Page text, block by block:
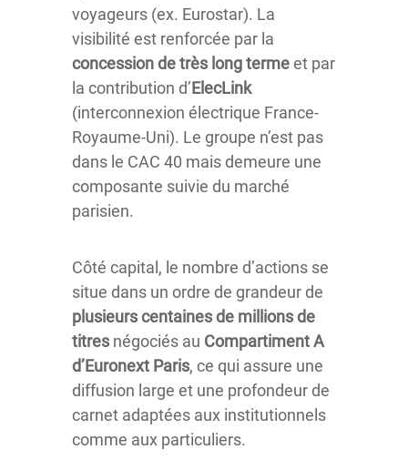
voyageurs (ex. Eurostar). La
visibilité est renforcée par la
concession de très long termeet par
la contribution d’ElecLink
(interconnexion électrique France-
Royaume-Uni). Le groupe n’est pas
dans le CAC 40 mais demeure une
composante suivie du marché
parisien.
Côté capital, le nombre d’actions se
situe dans un ordre de grandeur de
plusieurs centaines de millions de
titres négociés au Compartiment A
d’Euronext Paris, ce qui assure une
diffusion large et une profondeur de
carnet adaptées aux institutionnels
comme aux particuliers.